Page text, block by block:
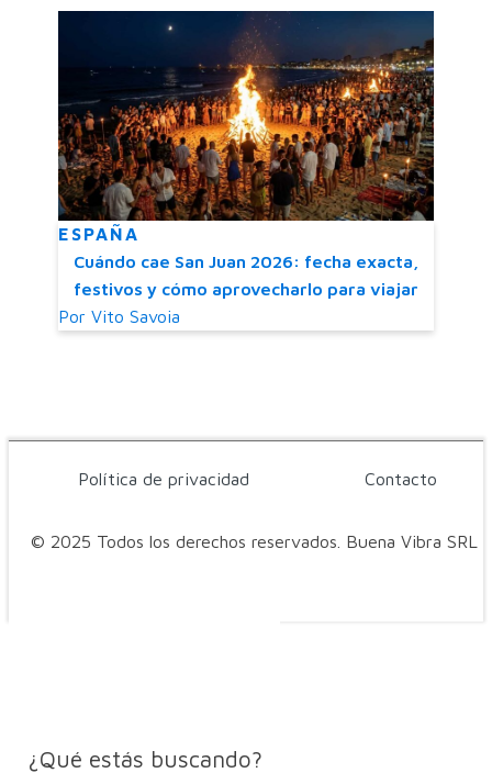
ESPAÑA
Cuándo cae San Juan 2026: fecha exacta,
festivos y cómo aprovecharlo para viajar
Por Vito Savoia
© 2025 Todos los derechos reservados. Buena Vibra SRL
Política de privacidad Contacto
¿Qué estás buscando?